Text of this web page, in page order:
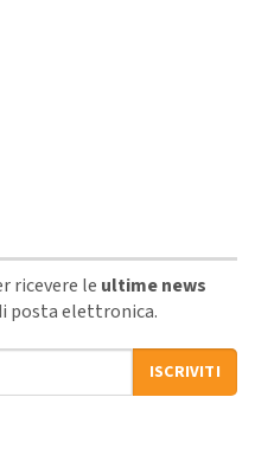
ricevere le ultime news
posta elettronica.
ISCRIVITI